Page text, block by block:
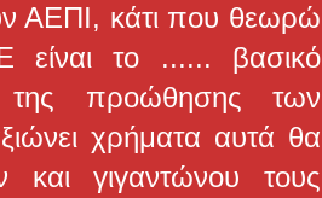
ΑΕΠΙ, κάτι που θεωρώ
το ...... βασικό
της προώθησης των
χρήματα αυτά θα
γιγαντώνου τους